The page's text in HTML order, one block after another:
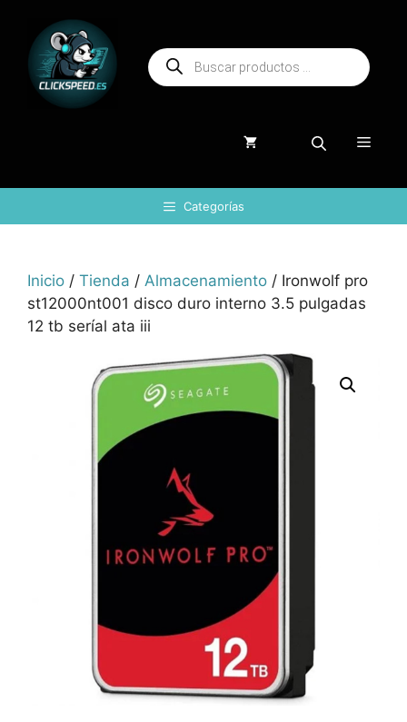
contenido
Búsqueda
de
productos
Menú
Categorías
Inicio / Tienda / Almacenamiento / Ironwolf pro
st12000nt001 disco duro interno 3.5 pulgadas
12 tb seríal ata iii